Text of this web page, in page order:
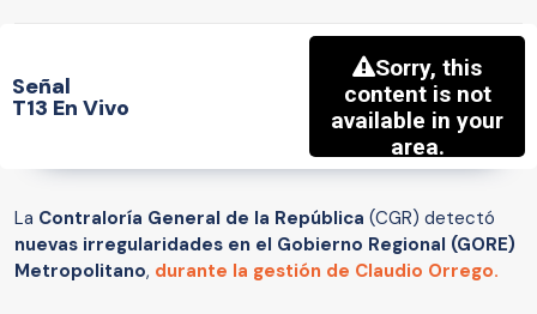
Señal
T13 En Vivo
La Contraloría General de la República (CGR) detectó
nuevas irregularidades en el Gobierno Regional (GORE)
Metropolitano, durante la gestión de Claudio Orrego.